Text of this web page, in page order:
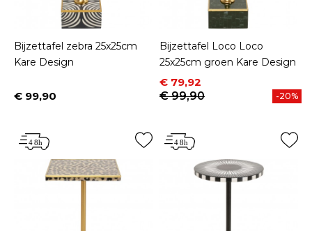
Bijzettafel zebra 25x25cm
Kare Design
Prijs
€ 99,90
Bijzettafel Loco Loco
25x25cm groen Kare Design
Prijs
€ 79,92
Normale prijs
€ 99,90
-20%